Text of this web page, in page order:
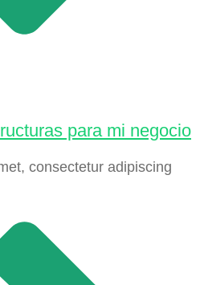
para mi negocio
consectetur adipiscing